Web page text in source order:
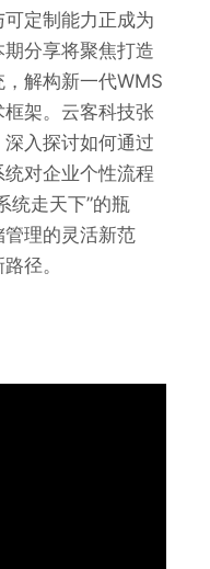
定制能力正成为
分享将聚焦打造
解构新一代WMS
架。云客科技张
入探讨如何通过
对企业个性流程
统走天下”的瓶
理的灵活新范
径。